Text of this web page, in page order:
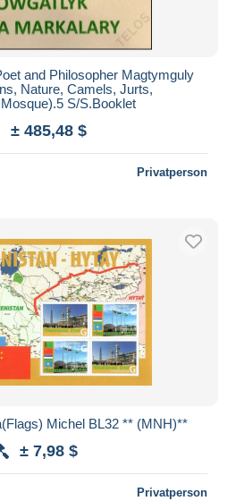
and Philosopher Magtymguly
Nature, Camels, Jurts,
S/S.Booklet
± 485,48 $
Privatperson
Michel BL32 ** (MNH)**
± 7,98 $
Privatperson